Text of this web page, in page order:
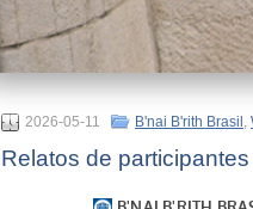
2026-05-11 B'nai B'rith Brasil ,
Relatos de